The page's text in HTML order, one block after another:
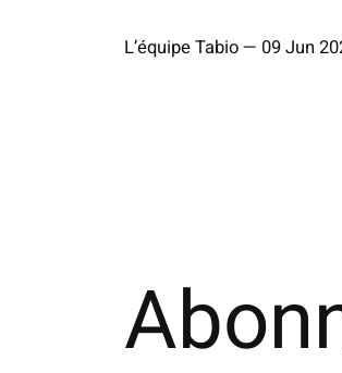
L’équipe Tabio— 09 Jun